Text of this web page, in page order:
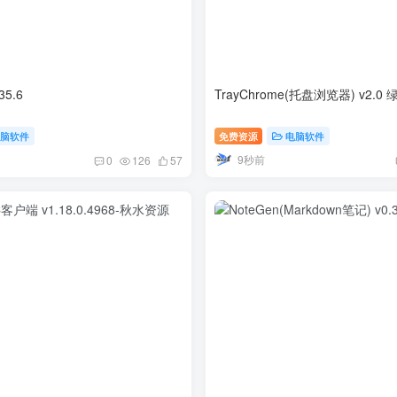
软件
0 126 57
TrayChrome(托盘浏览器) v2.0
免费资源 电脑软件
9秒前